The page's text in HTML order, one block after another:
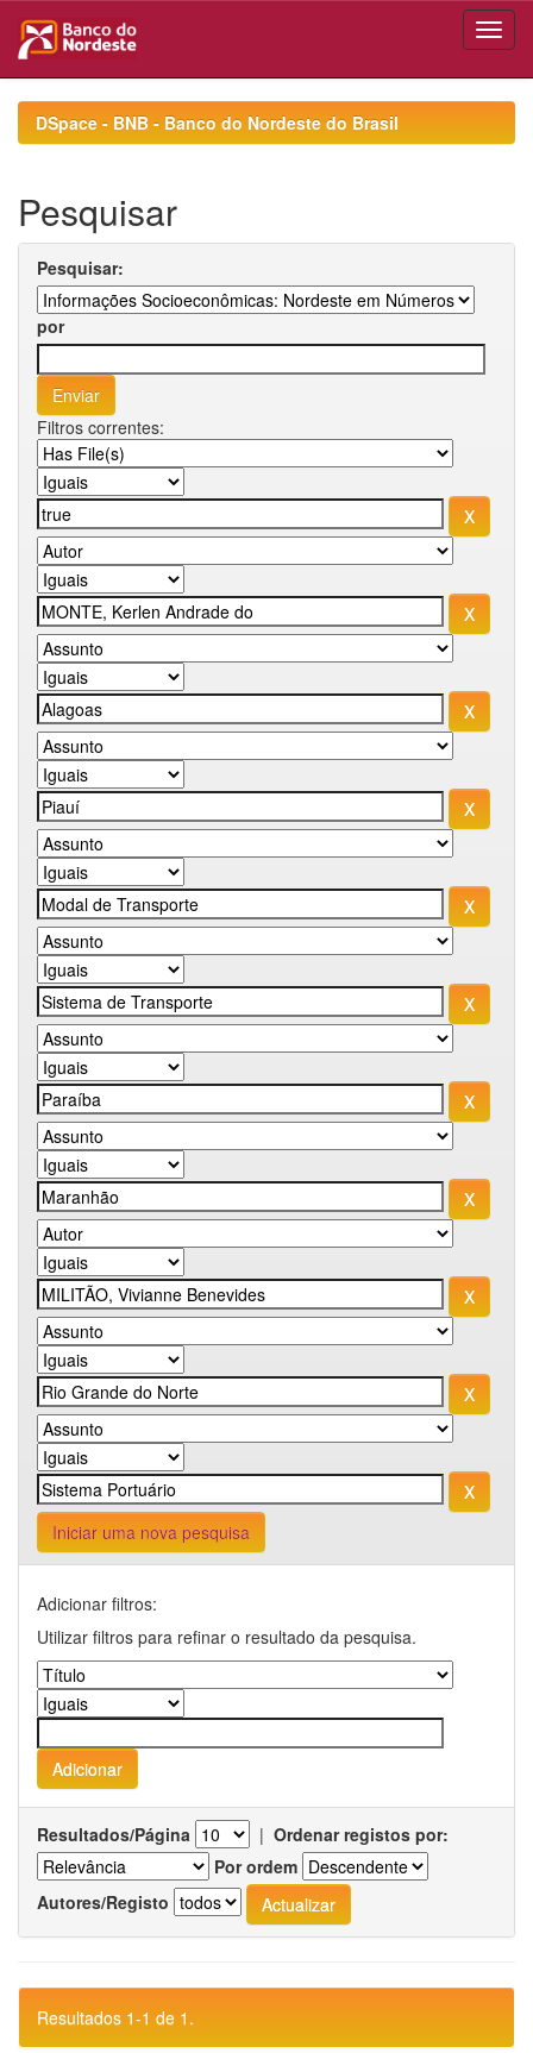
navigationDSpace - BNB - Banco do Nordeste do Brasil
Pesquisar
Pesquisar:
por
Filtros correntes:
Iniciar uma nova pesquisa
Adicionar filtros:
Utilizar filtros para refinar o resultado da pesquisa.
Resultados/Página | Ordenar registos por:
Por ordem
Autores/Registo
Resultados 1-1 de 1.